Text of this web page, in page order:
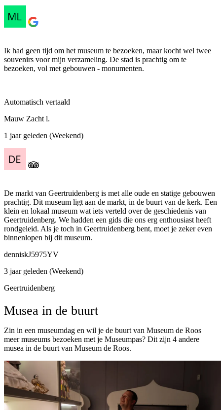
Ik had geen tijd om het museum te bezoeken, maar kocht wel twee
souvenirs voor mijn verzameling. De stad is prachtig om te
bezoeken, vol met gebouwen - monumenten.
Automatisch vertaald
Mauw Zacht l.
1 jaar geleden (Weekend)
De markt van Geertruidenberg is met alle oude en statige gebouwen
prachtig. Dit museum ligt aan de markt, in de buurt van de kerk. Een
klein en lokaal museum wat iets verteld over de geschiedenis van
Geertruidenberg. We hadden een gids die ons erg enthousiast heeft
rondgeleid. Als je toch in Geertruidenberg bent, moet je zeker even
binnenlopen bij dit museum.
denniskJ5975YV
3 jaar geleden (Weekend)
Geertruidenberg
Musea in de buurt
Zin in een museumdag en wil je de buurt van Museum de Roos
meer museums bezoeken met je Museumpas? Dit zijn 4 andere
musea in de buurt van Museum de Roos.